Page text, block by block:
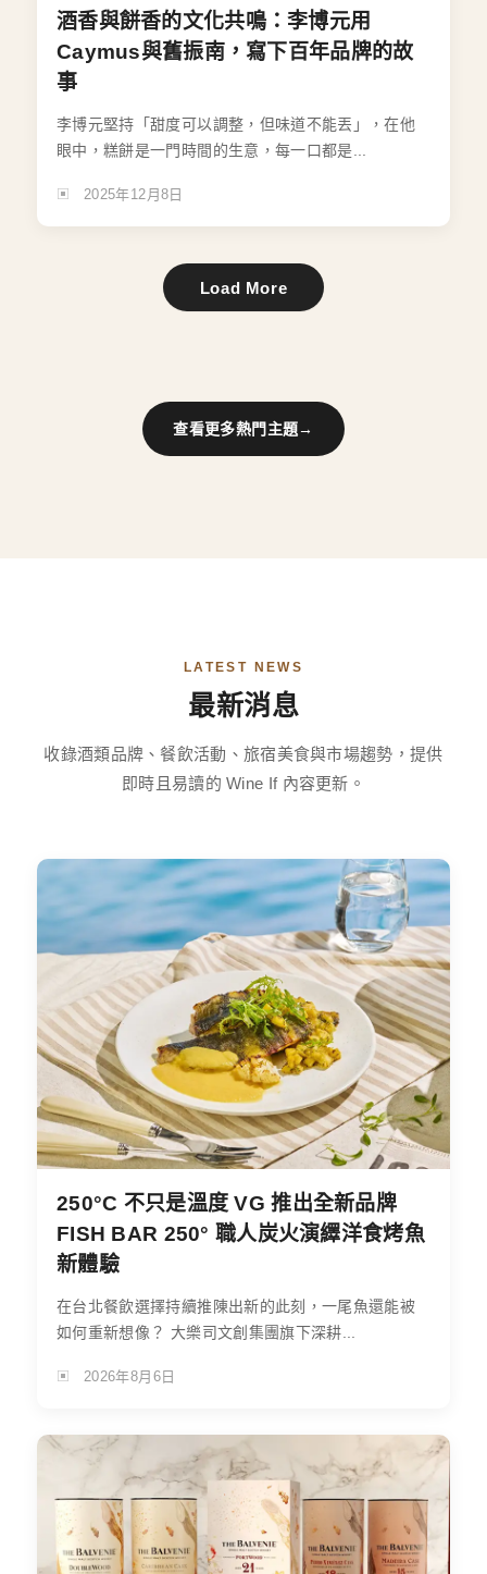
酒香與餅香的文化共鳴：李博元用
Caymus與舊振南，寫下百年品牌的故
事
李博元堅持「甜度可以調整，但味道不能丟」，在他
眼中，糕餅是一門時間的生意，每一口都是...
2025年12月8日
Load More
查看更多熱門主題→
LATEST NEWS
最新消息
收錄酒類品牌、餐飲活動、旅宿美食與市場趨勢，提供
即時且易讀的 Wine If 內容更新。
250°C 不只是溫度 VG 推出全新品牌
FISH BAR 250° 職人炭火演繹洋食烤魚
新體驗
在台北餐飲選擇持續推陳出新的此刻，一尾魚還能被
如何重新想像？ 大樂司文創集團旗下深耕...
2026年8月6日